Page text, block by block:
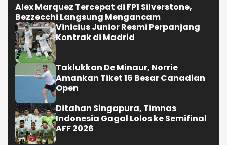
Alex Marquez Tercepat di FP1 Silverstone,
Bezzecchi Langsung Mengancam
Vinicius Junior Resmi Perpanjang
Kontrak di Madrid
Taklukkan De Minaur, Norrie
Amankan Tiket 16 Besar Canadian
Open
Ditahan Singapura, Timnas
Indonesia Gagal Lolos ke Semifinal
AFF 2026